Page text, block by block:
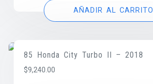
AÑADIR AL CARRITO
85 Honda City Turbo II – 2018
$9,240.00